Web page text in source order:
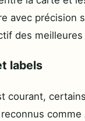
avec précision
des
labels
courant,
comme